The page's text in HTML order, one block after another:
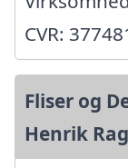
CVR:
Fliser og
Henrik